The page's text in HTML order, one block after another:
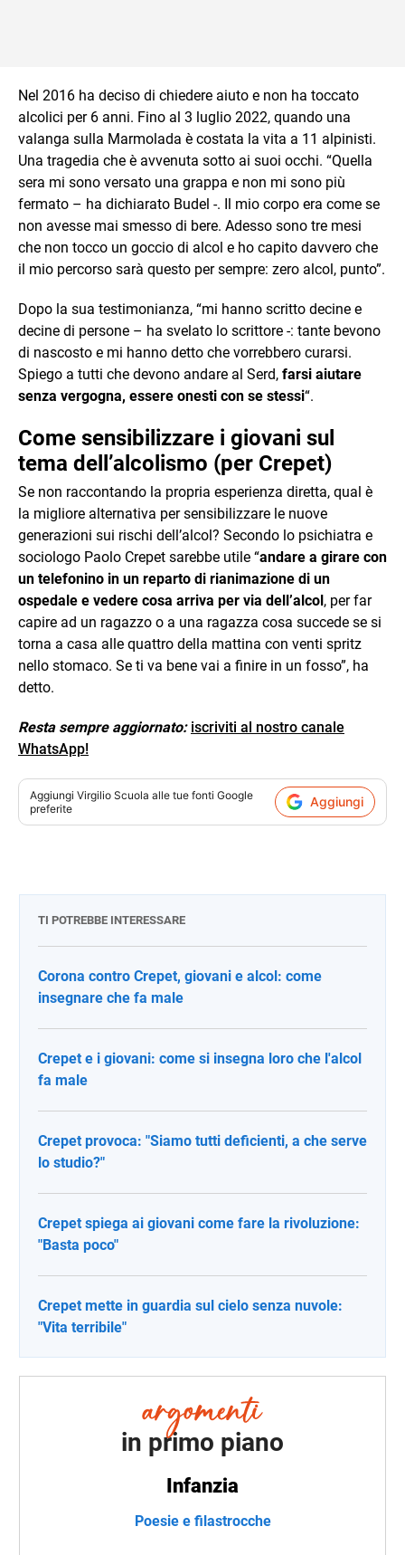
Nel 2016 ha deciso di chiedere aiuto e non ha toccato
alcolici per 6 anni. Fino al 3 luglio 2022, quando una
valanga sulla Marmolada è costata la vita a 11 alpinisti.
Una tragedia che è avvenuta sotto ai suoi occhi. “Quella
sera mi sono versato una grappa e non mi sono più
fermato – ha dichiarato Budel -. Il mio corpo era come se
non avesse mai smesso di bere. Adesso sono tre mesi
che non tocco un goccio di alcol e ho capito davvero che
il mio percorso sarà questo per sempre: zero alcol, punto”.
Dopo la sua testimonianza, “mi hanno scritto decine e
decine di persone – ha svelato lo scrittore -: tante bevono
di nascosto e mi hanno detto che vorrebbero curarsi.
Spiego a tutti che devono andare al Serd, farsi aiutare
senza vergogna, essere onesti con se stessi“.
Come sensibilizzare i giovani sul
tema dell’alcolismo (per Crepet)
Se non raccontando la propria esperienza diretta, qual è
la migliore alternativa per sensibilizzare le nuove
generazioni sui rischi dell’alcol? Secondo lo psichiatra e
sociologo Paolo Crepet sarebbe utile “andare a girare con
un telefonino in un reparto di rianimazione di un
ospedale e vedere cosa arriva per via dell’alcol, per far
capire ad un ragazzo o a una ragazza cosa succede se si
torna a casa alle quattro della mattina con venti spritz
nello stomaco. Se ti va bene vai a finire in un fosso”, ha
detto.
Resta sempre aggiornato: iscriviti al nostro canale
WhatsApp!
Aggiungi Virgilio Scuola alle tue fonti Google
preferite
Aggiungi
TI POTREBBE INTERESSARE
Corona contro Crepet, giovani e alcol: come
insegnare che fa male
Crepet e i giovani: come si insegna loro che l'alcol
fa male
Crepet provoca: "Siamo tutti deficienti, a che serve
lo studio?"
Crepet spiega ai giovani come fare la rivoluzione:
"Basta poco"
Crepet mette in guardia sul cielo senza nuvole:
"Vita terribile"
in primo piano
Infanzia
Poesie e filastrocche